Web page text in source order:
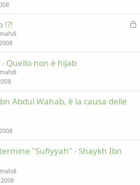
L
!?!
Quello non è hijab
Abdul Wahab, è la causa delle
"Sufiyyah" - Shaykh Ibn